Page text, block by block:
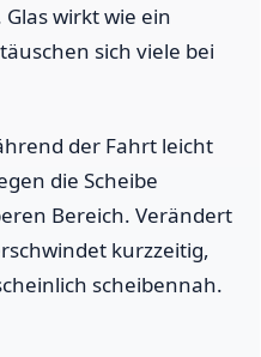
wirkt wie ein
sich viele bei
der Fahrt leicht
die Scheibe
Bereich. Verändert
kurzzeitig,
scheibennah.